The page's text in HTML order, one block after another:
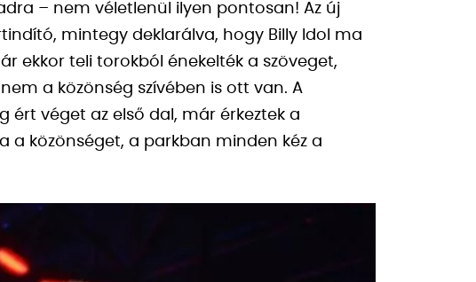
– nem véletlenül ilyen pontosan! Az új
mintegy deklarálva, hogy Billy Idol ma
ekkor teli torokból énekelték a szöveget,
a közönség szívében is ott van. A
véget az első dal, már érkeztek a
a közönséget, a parkban minden kéz a